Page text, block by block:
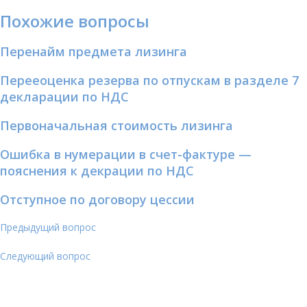
Похожие вопросы
Перенайм предмета лизинга
Перееоценка резерва по отпускам в разделе 7
декларации по НДС
Первоначальная стоимость лизинга
Ошибка в нумерации в счет-фактуре —
пояснения к декрации по НДС
Отступное по договору цессии
Предыдущий вопрос
Следующий вопрос